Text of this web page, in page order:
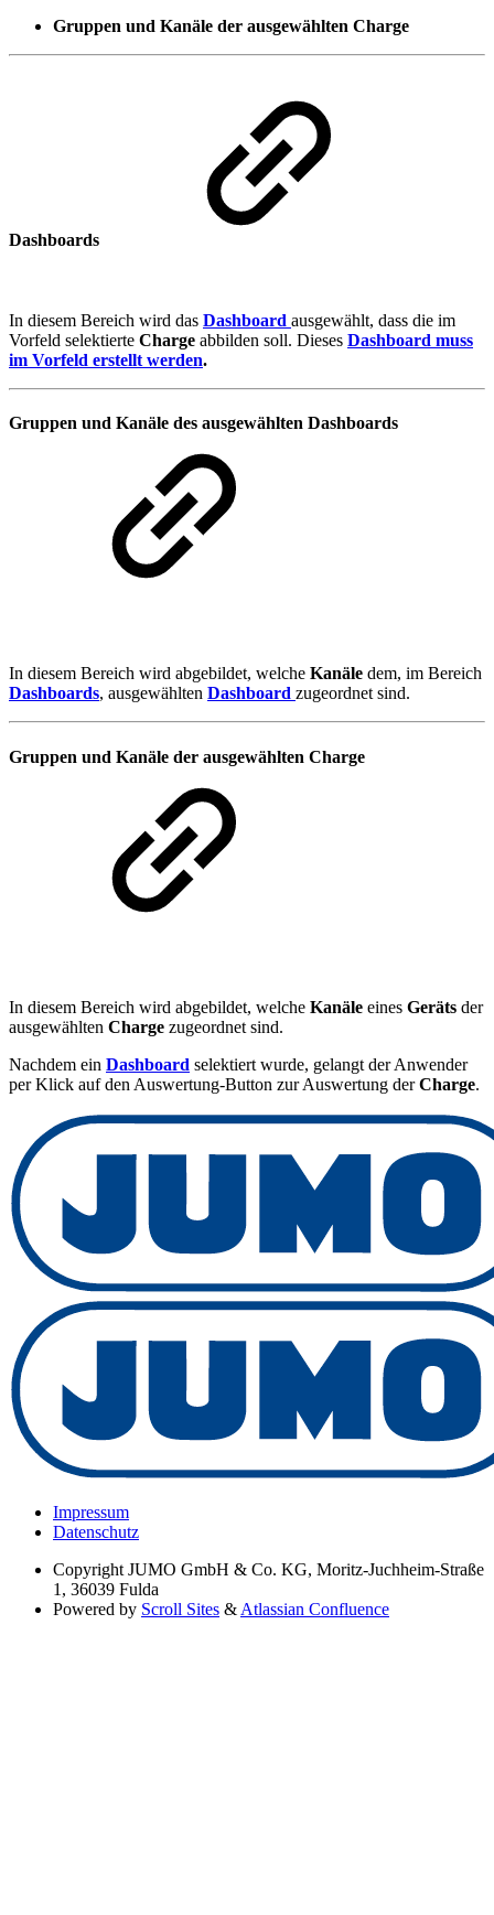
Gruppen und Kanäle der ausgewählten Charge
Dashboards
In diesem Bereich wird das Dashboard ausgewählt, dass die im
Vorfeld selektierte Charge abbilden soll. Dieses Dashboard muss
im Vorfeld erstellt werden.
Gruppen und Kanäle des ausgewählten Dashboards
In diesem Bereich wird abgebildet, welche Kanäle dem, im Bereich
Dashboards, ausgewählten Dashboard zugeordnet sind.
Gruppen und Kanäle der ausgewählten Charge
In diesem Bereich wird abgebildet, welche Kanäle eines Geräts der
ausgewählten Charge zugeordnet sind.
Nachdem ein Dashboard selektiert wurde, gelangt der Anwender
per Klick auf den Auswertung-Button zur Auswertung derCharge.
Impressum
Datenschutz
Copyright JUMO GmbH & Co. KG, Moritz-Juchheim-Straße
1, 36039 Fulda
Powered by Scroll Sites & Atlassian Confluence